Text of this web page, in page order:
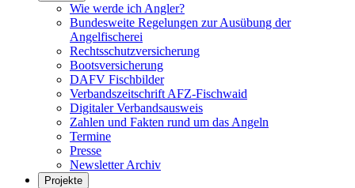
Wie werde ich Angler?
Bundesweite Regelungen zur Ausübung der
Angelfischerei
Rechtsschutzversicherung
Bootsversicherung
DAFV Fischbilder
Verbandszeitschrift AFZ-Fischwaid
Digitaler Verbandsausweis
Zahlen und Fakten rund um das Angeln
Termine
Presse
Newsletter Archiv
Projekte